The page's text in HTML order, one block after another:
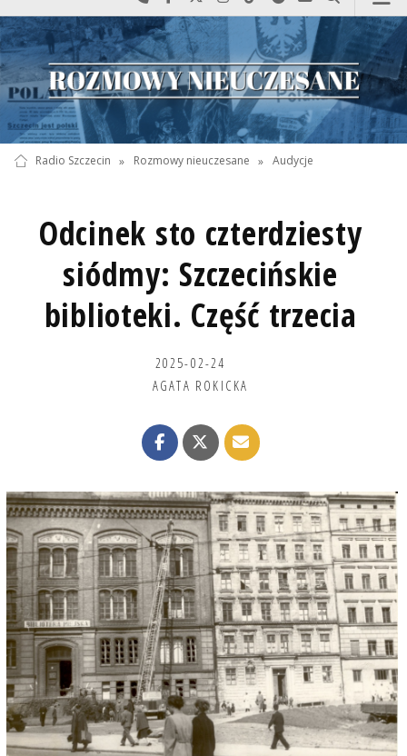
Radio Szczecin » Rozmowy nieuczesane » Audycje
Odcinek sto czterdziesty
siódmy: Szczecińskie
biblioteki. Część trzecia
2025-02-24
AGATA ROKICKA